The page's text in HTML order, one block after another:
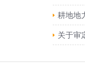
耕地地
关于审